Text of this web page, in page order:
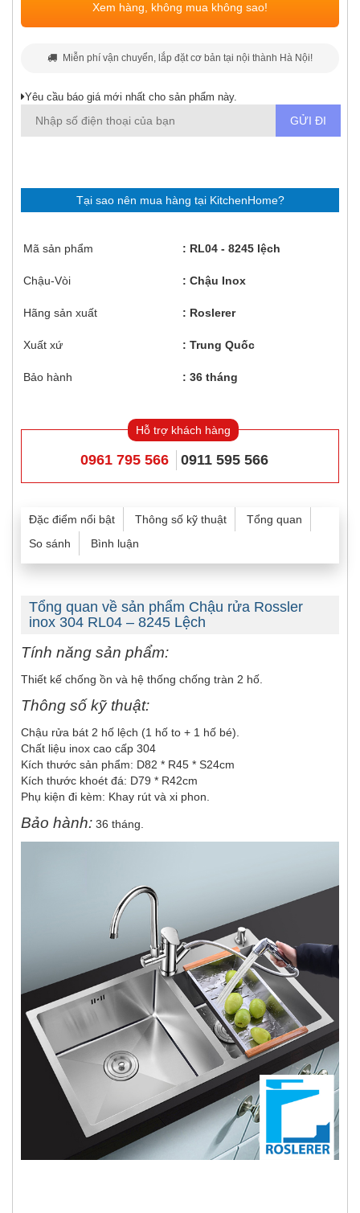
Xem hàng, không mua không sao!
Miễn phí vận chuyển, lắp đặt cơ bản tại nội thành Hà Nội!
Yêu cầu báo giá mới nhất cho sản phẩm này.
Tại sao nên mua hàng tại KitchenHome?
Mã sản phẩm RL04 - 8245 lệch
Chậu-Vòi Chậu Inox
Hãng sản xuất Roslerer
Xuất xứ Trung Quốc
Bảo hành 36 tháng
Hỗ trợ khách hàng
0961 795 566 0911 595 566
Đặc điểm nổi bật Thông số kỹ thuật
Tổng quan
So sánh
Bình luận
Tổng quan về sản phẩm Chậu rửa Rossler
inox 304 RL04 – 8245 Lệch
Tính năng sản phẩm:
Thiết kế chống ồn và hệ thống chống tràn 2 hố.
Thông số kỹ thuật:
Chậu rửa bát 2 hố lệch (1 hố to + 1 hố bé).
Chất liệu inox cao cấp 304
Kích thước sản phẩm: D82 * R45 * S24cm
Kích thước khoét đá: D79 * R42cm
Phụ kiện đi kèm: Khay rút và xi phon.
Bảo hành: 36 tháng.